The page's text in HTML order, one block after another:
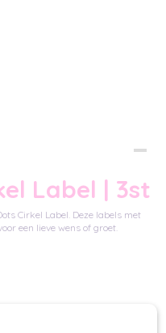
Label | 3st
Cirkel Label. Deze labels met
een lieve wens of groet.